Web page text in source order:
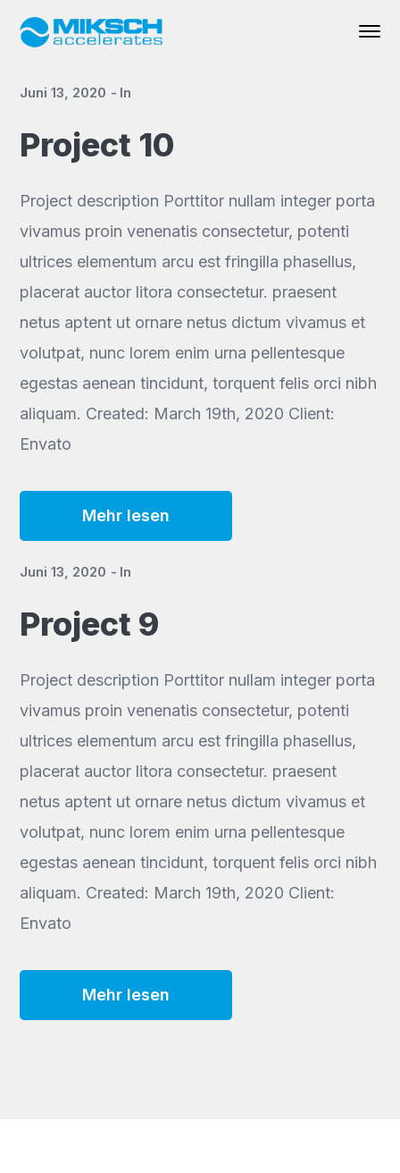
Juni 13, 2020 In
Project 10
Project description Porttitor nullam integer porta
vivamus proin venenatis consectetur, potenti
ultrices elementum arcu est fringilla phasellus,
placerat auctor litora consectetur. praesent
netus aptent ut ornare netus dictum vivamus et
volutpat, nunc lorem enim urna pellentesque
egestas aenean tincidunt, torquent felis orci nibh
aliquam. Created: March 19th, 2020 Client:
Envato
Mehr lesen
Juni 13, 2020 In
Project 9
Project description Porttitor nullam integer porta
vivamus proin venenatis consectetur, potenti
ultrices elementum arcu est fringilla phasellus,
placerat auctor litora consectetur. praesent
netus aptent ut ornare netus dictum vivamus et
volutpat, nunc lorem enim urna pellentesque
egestas aenean tincidunt, torquent felis orci nibh
aliquam. Created: March 19th, 2020 Client:
Envato
Mehr lesen